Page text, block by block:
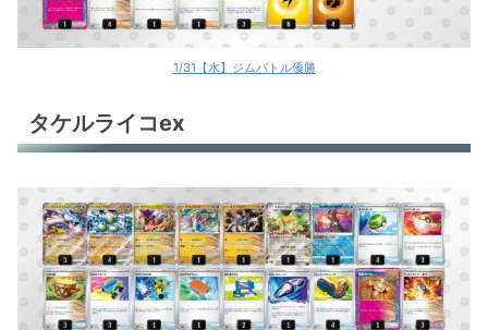
1/31【水】ジムバトル優勝
タケルライコex